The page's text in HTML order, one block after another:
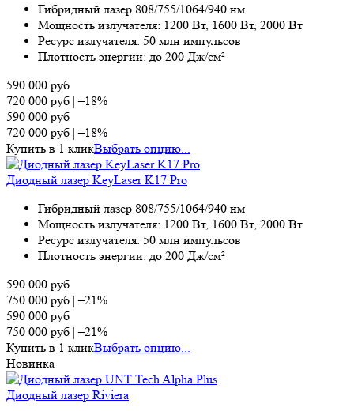
Гибридный лазер 808/755/1064/940 нм
Мощность излучателя: 1200 Вт, 1600 Вт, 2000 Вт
Ресурс излучателя: 50 млн импульсов
Плотность энергии: до 200 Дж/см²
590 000 руб
720 000 руб |–18%
590 000 руб
720 000 руб |–18%
Купить в 1 кликВыбрать опцию...
Диодный лазер KeyLaser K17 Pro
Гибридный лазер 808/755/1064/940 нм
Мощность излучателя: 1200 Вт, 1600 Вт, 2000 Вт
Ресурс излучателя: 50 млн импульсов
Плотность энергии: до 200 Дж/см²
590 000 руб
750 000 руб |–21%
590 000 руб
750 000 руб |–21%
Купить в 1 кликВыбрать опцию...
Новинка
Диодный лазер Riviera